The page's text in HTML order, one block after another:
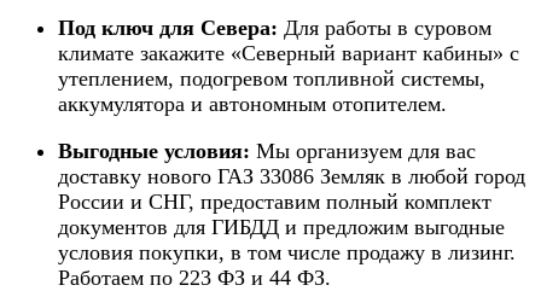
Под ключ для Севера: Для работы в суровом
климате закажите «Северный вариант кабины» с
утеплением, подогревом топливной системы,
аккумулятора и автономным отопителем.
Выгодные условия: Мы организуем для вас
доставку нового ГАЗ 33086 Земляк в любой город
России и СНГ, предоставим полный комплект
документов для ГИБДД и предложим выгодные
условия покупки, в том числе продажу в лизинг.
Работаем по 223 ФЗ и 44 ФЗ.